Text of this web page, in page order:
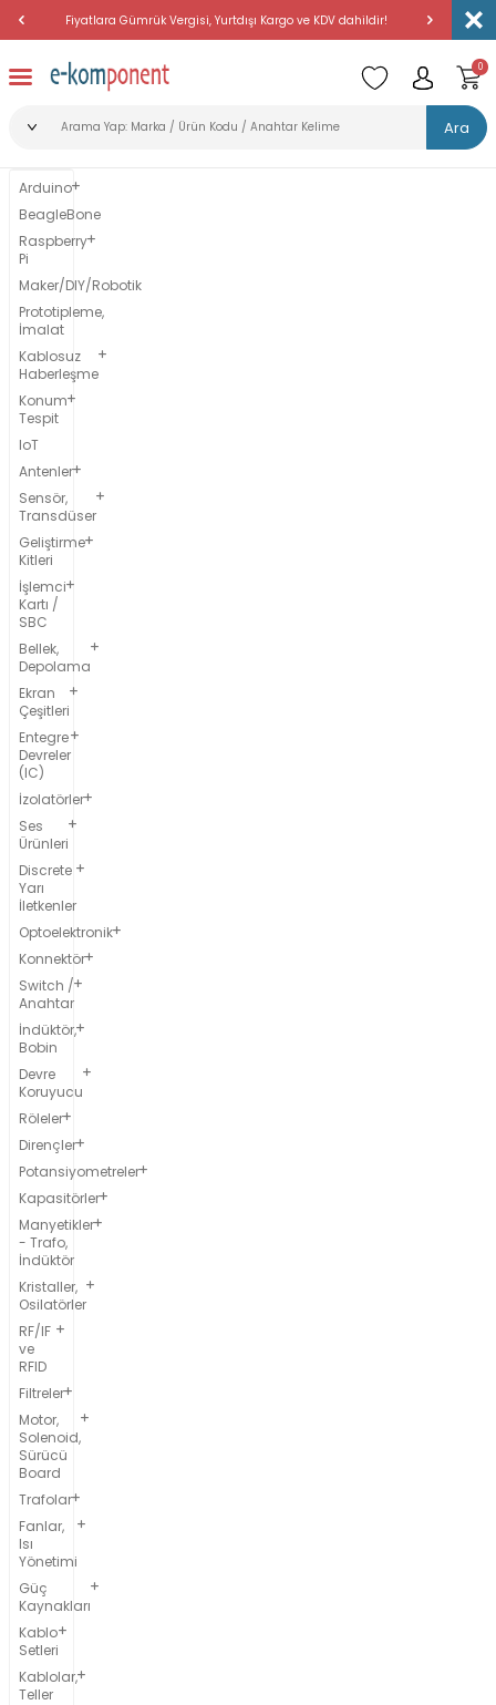
Amerika'dan Düzenli Olarak Günlük Yükleme Yapıyoruz. 2500
Ara
0
Arduino
BeagleBone
Raspberry
Pi
Maker/DIY/Robotik
Prototipleme,
İmalat
Kablosuz
Haberleşme
Konum
Tespit
IoT
Antenler
Sensör,
Transdüser
Geliştirme
Kitleri
İşlemci
Kartı /
SBC
Bellek,
Depolama
Ekran
Çeşitleri
Entegre
Devreler
(IC)
İzolatörler
Ses
Ürünleri
Discrete
Yarı
İletkenler
Optoelektronik
Konnektör
Switch /
Anahtar
İndüktör,
Bobin
Devre
Koruyucu
Röleler
Dirençler
Potansiyometreler
Kapasitörler
Manyetikler
- Trafo,
İndüktör
Kristaller,
Osilatörler
RF/IF
ve
RFID
Filtreler
Motor,
Solenoid,
Sürücü
Board
Trafolar
Fanlar,
Isı
Yönetimi
Güç
Kaynakları
Kablo
Setleri
Kablolar,
Teller